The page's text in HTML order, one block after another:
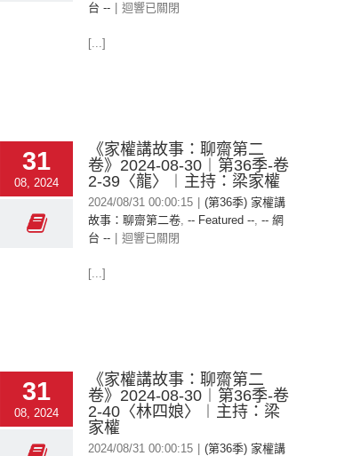
台 --
迴響已關閉
[...]
31
08, 2024
《家權講故事：聊齋第二
卷》2024-08-30︱第36季-卷
2-39〈龍〉︱主持：梁家權
2024/08/31 00:00:15
(第36季) 家權講
故事：聊齋第二卷, -- Featured --, -- 網
台 --
迴響已關閉
[...]
31
08, 2024
《家權講故事：聊齋第二
卷》2024-08-30︱第36季-卷
2-40〈林四娘〉︱主持：梁
家權
2024/08/31 00:00:15
(第36季) 家權講